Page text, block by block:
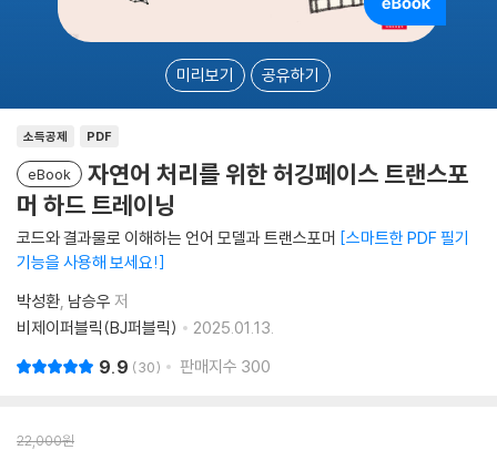
미리보기 공유하기
소득공제 PDF
eBook
자연어 처리를 위한 허깅페이스 트랜스포
머 하드 트레이닝
코드와 결과물로 이해하는 언어 모델과 트랜스포머 스마트한 PDF 필기
기능을 사용해 보세요!
박성환 남승우 저
비제이퍼블릭(BJ퍼블릭)
2025.01.13.
9.9 30 판매지수 300
22,000원